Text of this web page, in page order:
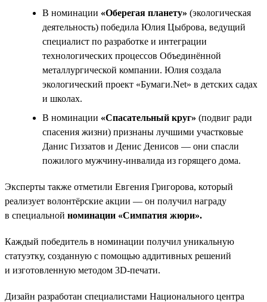
В номинации «Оберегая планету» (экологическая
деятельность) победила Юлия Цыброва, ведущий
специалист по разработке и интеграции
технологических процессов Объединённой
металлургической компании. Юлия создала
экологический проект «Бумаги.Net» в детских садах
и школах.
В номинации «Спасательный круг» (подвиг ради
спасения жизни) признаны лучшими участковые
Данис Гиззатов и Денис Денисов — они спасли
пожилого мужчину-инвалида из горящего дома.
Эксперты также отметили Евгения Григорова, который
реализует волонтёрские акции — он получил награду
в специальной номинации «Симпатия жюри».
Каждый победитель в номинации получил уникальную
статуэтку, созданную с помощью аддитивных решений
и изготовленную методом 3D-печати.
Дизайн разработан специалистами Национального центра